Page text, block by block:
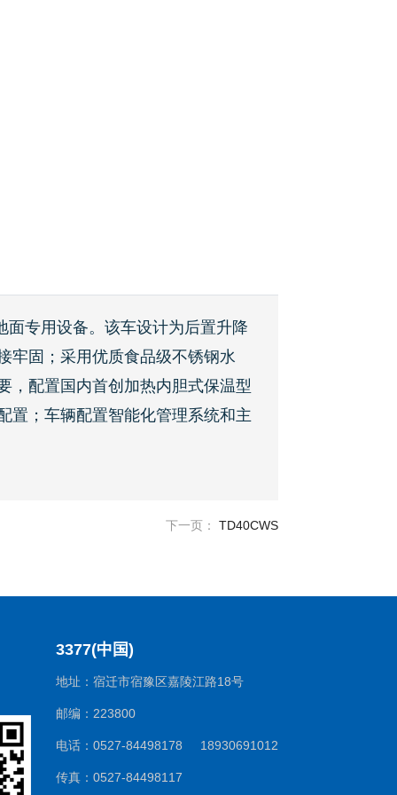
专用设备。该车设计为后置升降
牢固；采用优质食品级不锈钢水
，配置国内首创加热内胆式保温型
置；车辆配置智能化管理系统和主
下一页： TD40CWS
3377(中国)
地址：宿迁市宿豫区嘉陵江路18号
邮编：223800
电话：0527-84498178 18930691012
传真：0527-84498117